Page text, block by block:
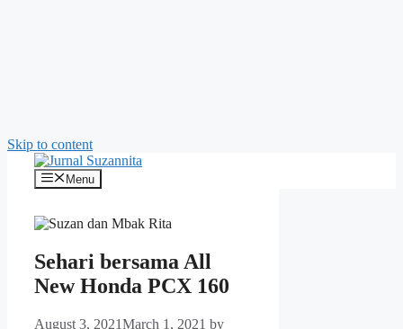
Skip to content
Menu
Sehari bersama All
New Honda PCX 160
August 3, 2021March 1, 2021 by